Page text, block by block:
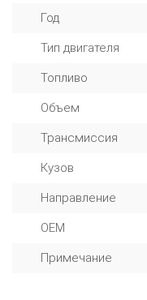
Год
Тип двигателя
Топливо
Объем
Трансмиссия
Кузов
Направление
OEM
Примечание